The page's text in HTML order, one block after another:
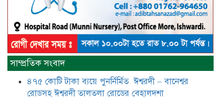
আটঘরিয়ায় বিএনপি নেতার ভাতিজাকে ছাত্রলীগের সাধারণ
​​অবৈধ অর্থ বা পেশীশক্তি না থাকলে
রাজনীতিতে টিকে থাকার একমাত্র উপায়
বিএনপির কেন্দ্রিয় নেতা সিরাজুল ইসলাম
সরদার
সাম্প্রতিক সংবাদ
৪৭৫ কোটি টাকা ব্যয়ে পুনর্নির্মিত ঈশ্বরদী – বানেশ্বর
রোডসহ ঈশ্বরদী তালতলা রোডের বেহালদশা